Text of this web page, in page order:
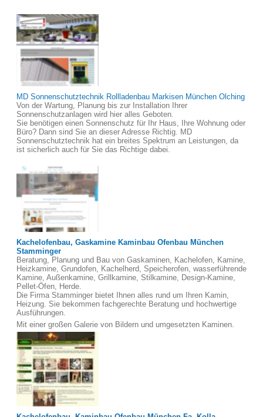
MD Sonnenschutztechnik Rollladenbau Markisen München Olching
Von der Wartung, Planung bis zur Installation Ihrer
Sonnenschutzanlagen wird hier alles Geboten.
Sie benötigen einen Sonnenschutz für Ihr Haus, Ihre Wohnung oder
Büro? Dann sind Sie an dieser Adresse Richtig. MD
Sonnenschutztechnik hat ein breites Spektrum an Leistungen, da
ist sicherlich auch für Sie das Richtige dabei.
Kachelofenbau, Gaskamine Kaminbau Ofenbau München
Stamminger
Beratung, Planung und Bau von Gaskaminen, Kachelofen, Kamine,
Heizkamine, Grundofen, Kachelherd, Speicherofen, wasserführende
Kamine, Außenkamine, Grillkamine, Stilkamine, Design-Kamine,
Pellet-Öfen, Herde.
Die Firma Stamminger bietet Ihnen alles rund um Ihren Kamin,
Heizung. Sie bekommen fachgerechte Beratung und hochwertige
Ausführungen.
Mit einer großen Galerie von Bildern und umgesetzten Kaminen.